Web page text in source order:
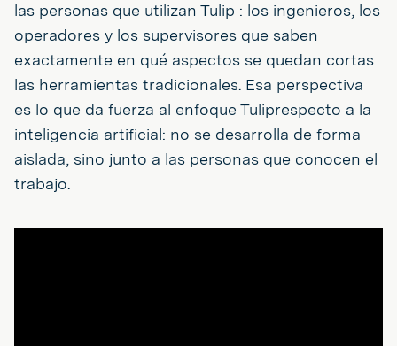
las personas que utilizan Tulip : los ingenieros, los
operadores y los supervisores que saben
exactamente en qué aspectos se quedan cortas
las herramientas tradicionales. Esa perspectiva
es lo que da fuerza al enfoque Tuliprespecto a la
inteligencia artificial: no se desarrolla de forma
aislada, sino junto a las personas que conocen el
trabajo.